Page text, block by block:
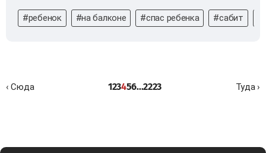
#ребенок #на балконе #спас ребенка #сабит
‹ Сюда 123456...2223 Туда ›